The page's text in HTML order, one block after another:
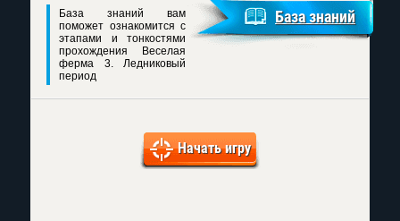
База знаний вам
поможет ознакомится с
этапами и тонкостями
прохождения Веселая
ферма 3. Ледниковый
период
База знаний
Начать игру